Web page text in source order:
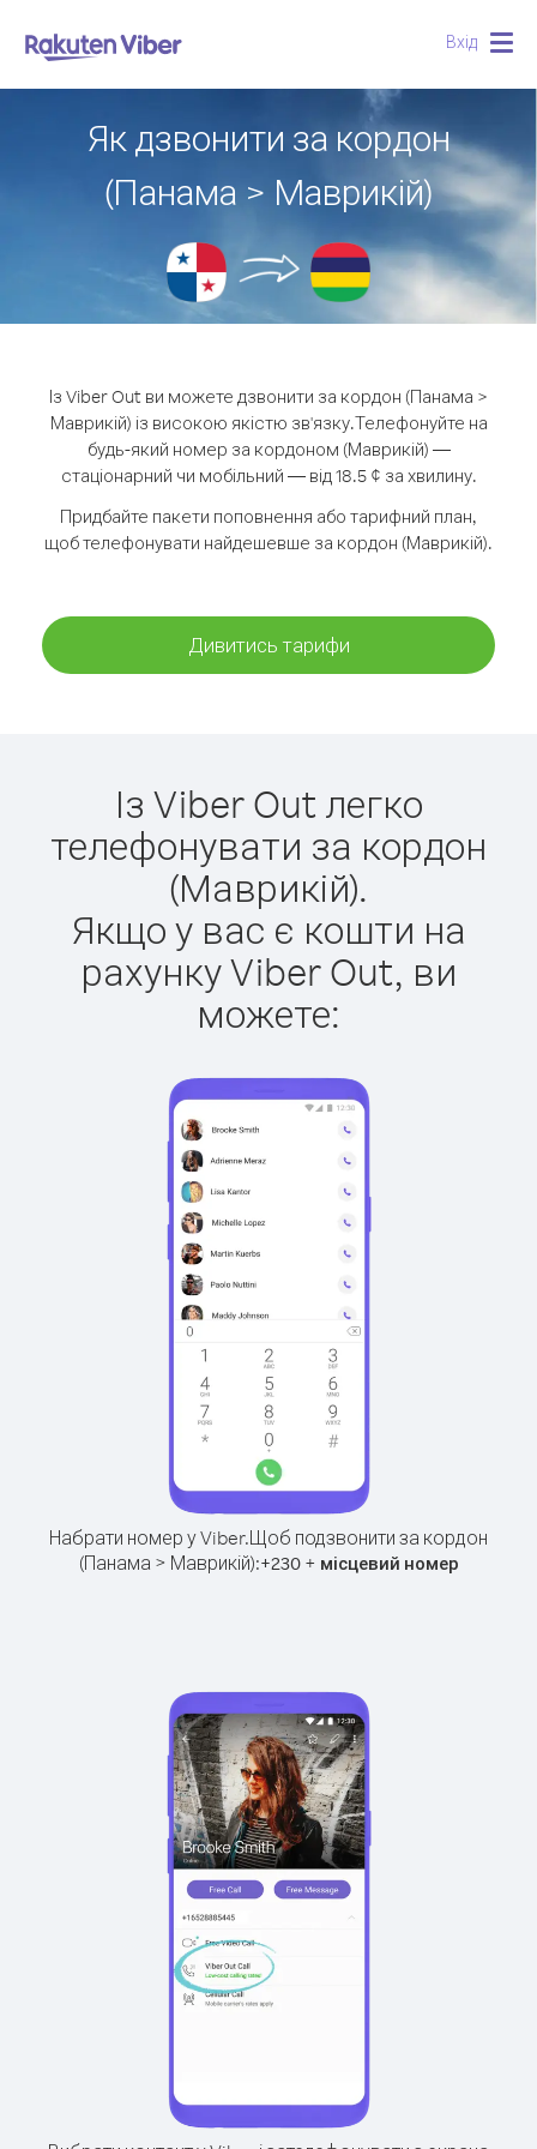
Вхід
Як дзвонити за кордон
(Панама > Маврикій)
Із Viber Out ви можете дзвонити за кордон (Панама >
Маврикій) із високою якістю зв'язку.Телефонуйте на
будь-який номер за кордоном (Маврикій) —
стаціонарний чи мобільний — від 18.5 ¢ за хвилину.
Придбайте пакети поповнення або тарифний план,
щоб телефонувати найдешевше за кордон (Маврикій).
Дивитись тарифи
Із Viber Out легко
телефонувати за кордон
(Маврикій).
Якщо у вас є кошти на
рахунку Viber Out, ви
можете:
Набрати номер у Viber.Щоб подзвонити за кордон
(Панама > Маврикій):+230+ місцевий номер